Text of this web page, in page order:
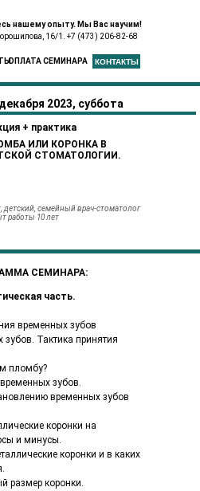
нашему опыту. Мы Вас научим!
16/1. +7 (473) 206-82-68
ОПЛАТА СЕМИНАРА КОНТАКТЫ
ИЛИ КОРОНКА В
СТОМАТОЛОГИИ.
2023, суббота
детский, семейный врач-стоматолог
работы 10 лет
+ практика
часть.
временных зубов
Тактика принятия
пломбу?
зубов.
временных зубов
коронки на
и минусы.
коронки и в каких
размер коронки.
СЕМИНАРА: